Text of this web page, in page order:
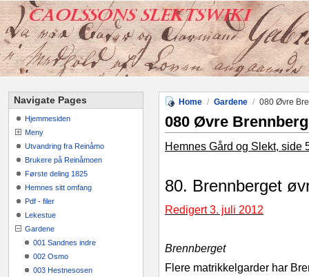
Navigate Pages
Hjemmesiden
Meny
Utvandring fra Reinåmo
Brukere på Reinåmoen
Første deling 1825
Hemnes sitt omfang
Pdf - filer
Lekestue
Gardene
001 Sandnes indre
002 Osmo
003 Hestnesosen
Home / Gardene / 080 Øvre
080 Øvre Brennberg
Hemnes Gård og Slekt, side
80. Brennberget
Redigert 3. juli 2012
Brennberget
Flere matrikkelgarder har